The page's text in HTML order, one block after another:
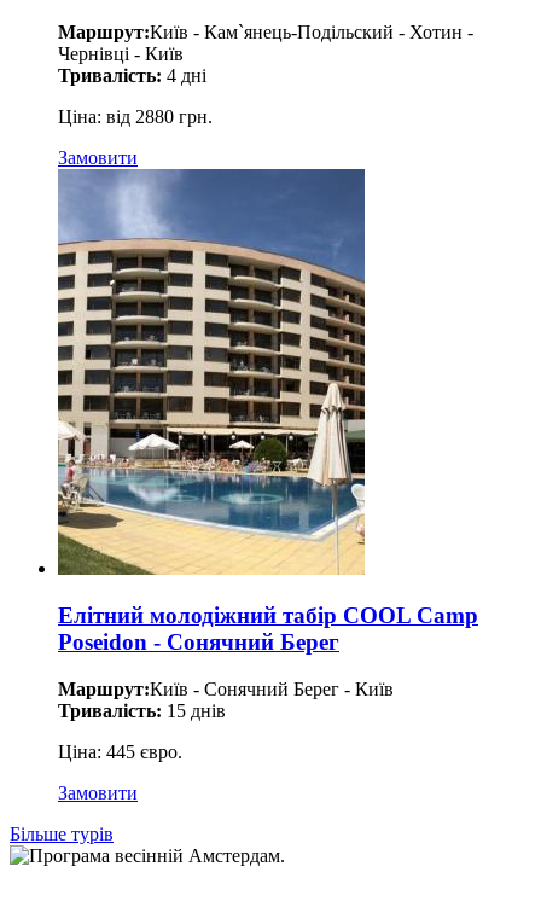
Маршрут:Київ - Кам`янець-Подільский - Хотин -
Чернівці - Київ
Тривалість: 4 дні
Ціна: від 2880 грн.
Замовити
Елітний молодіжний табір COOL Camp
Poseidon - Сонячний Берег
Маршрут:Київ - Сонячний Берег - Київ
Тривалість: 15 днів
Ціна: 445 євро.
Замовити
Більше турів